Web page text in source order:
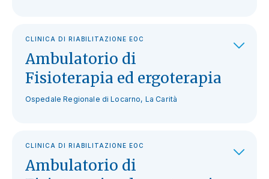
CLINICA DI RIABILITAZIONE EOC
Ambulatorio di
Fisioterapia ed ergoterapia
Ospedale Regionale di Locarno, La Carità
CLINICA DI RIABILITAZIONE EOC
Ambulatorio di